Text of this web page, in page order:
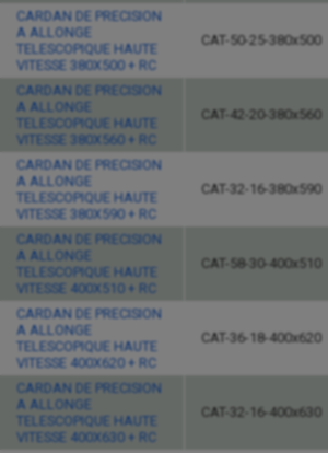
CARDAN DE PRECISION
A ALLONGE
TELESCOPIQUE HAUTE
VITESSE 380X500 + RC
CAT-50-25-380x500
CARDAN DE PRECISION
A ALLONGE
TELESCOPIQUE HAUTE
VITESSE 380X560 + RC
CAT-42-20-380x560
CARDAN DE PRECISION
A ALLONGE
TELESCOPIQUE HAUTE
VITESSE 380X590 + RC
CAT-32-16-380x590
CARDAN DE PRECISION
A ALLONGE
TELESCOPIQUE HAUTE
VITESSE 400X510 + RC
CAT-58-30-400x510
CARDAN DE PRECISION
A ALLONGE
TELESCOPIQUE HAUTE
VITESSE 400X620 + RC
CAT-36-18-400x620
CARDAN DE PRECISION
A ALLONGE
TELESCOPIQUE HAUTE
VITESSE 400X630 + RC
CAT-32-16-400x630